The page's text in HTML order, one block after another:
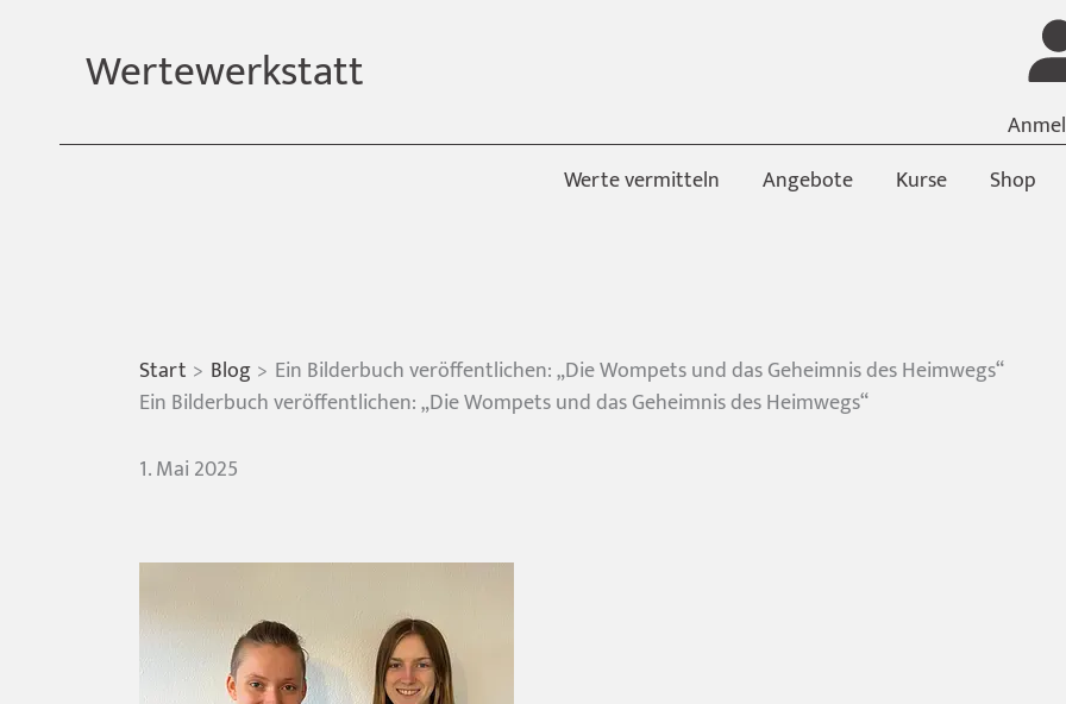
Wertewerkstatt
Werte vermitteln
Angebote Kurse Shop
Start Blog
Ein Bilderbuch veröffentlichen: „Die Wompets und das Geheimnis des Heimwegs“
Ein Bilderbuch veröffentlichen: „Die Wompets und das Geheimnis des Heimwegs“
1. Mai 2025